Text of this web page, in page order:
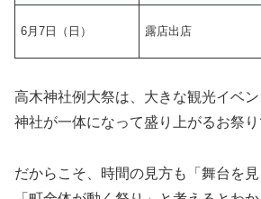
6月7日（日） 露店出店
高木神社例大祭は、大きな観光イベ
神社が一体になって盛り上がるお祭り
だからこそ、時間の見方も「舞台を見